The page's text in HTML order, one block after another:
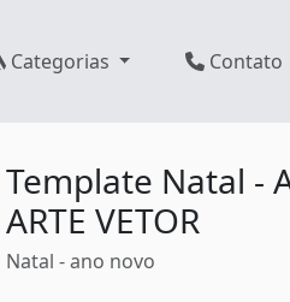
Categorias Contato
Template Natal -
ARTE VETOR
Natal - ano novo